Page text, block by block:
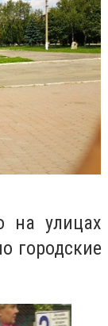
на улицах
городские